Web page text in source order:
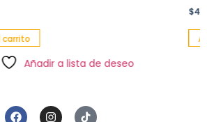
Añadir a lista de deseo
49.00
Añadir